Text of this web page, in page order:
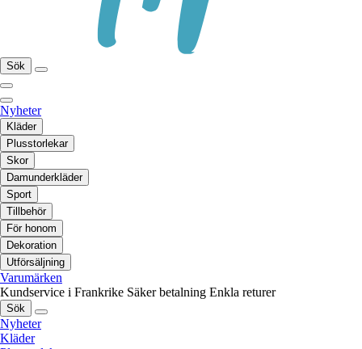
Sök
Nyheter
Kläder
Plusstorlekar
Skor
Damunderkläder
Sport
Tillbehör
För honom
Dekoration
Utförsäljning
Varumärken
Kundservice i Frankrike Säker betalning Enkla returer
Sök
Nyheter
Kläder